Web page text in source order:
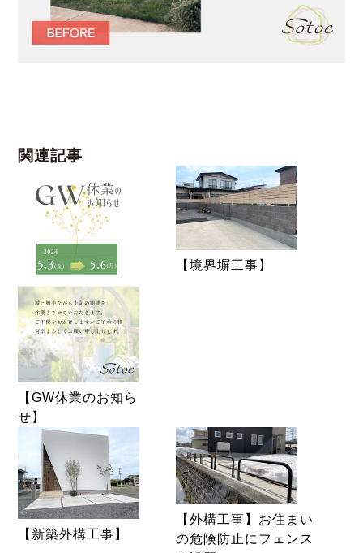
関連記事
【GW休業のお知ら
せ】
【境界塀工事】
【新築外構工事】
【外構工事】お住まい
の危険防止にフェンス